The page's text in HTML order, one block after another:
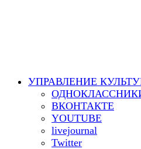
УПРАВЛЕНИЕ
ВКОНТАКТЕ
YOUTUBE
livejournal
Twitter